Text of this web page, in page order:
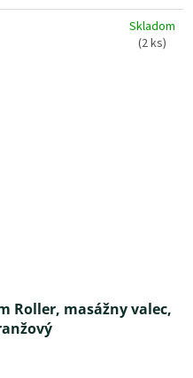
Skladom
(2 ks)
Roller, masážny valec,